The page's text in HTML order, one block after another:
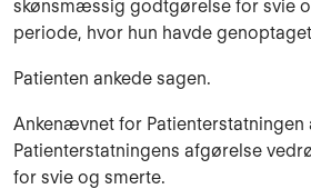
skønsmæssig godtgørelse for svie
periode, hvor hun havde
Patienten ankede sagen.
Ankenævnet for
Patienterstatningens afgørelse
for svie og smerte.